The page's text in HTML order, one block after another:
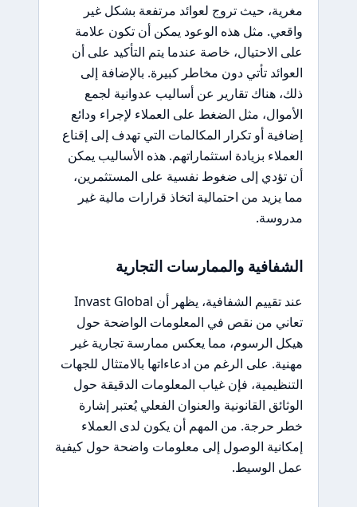
مغرية، حيث تروج لعوائد مرتفعة بشكل غير
واقعي. مثل هذه الوعود يمكن أن تكون علامة
على الاحتيال، خاصة عندما يتم التأكيد على أن
العوائد تأتي دون مخاطر كبيرة. بالإضافة إلى
ذلك، هناك تقارير عن أساليب عدوانية لجمع
الأموال، مثل الضغط على العملاء لإجراء ودائع
إضافية أو تكرار المكالمات التي تهدف إلى إقناع
العملاء بزيادة استثماراتهم. هذه الأساليب يمكن
أن تؤدي إلى ضغوط نفسية على المستثمرين،
مما يزيد من احتمالية اتخاذ قرارات مالية غير
مدروسة.
الشفافية والممارسات التجارية
عند تقييم الشفافية، يظهر أن Invast Global
تعاني من نقص في المعلومات الواضحة حول
هيكل الرسوم، مما يعكس ممارسة تجارية غير
مهنية. على الرغم من ادعاءاتها بالامتثال للجهات
التنظيمية، فإن غياب المعلومات الدقيقة حول
الوثائق القانونية والعنوان الفعلي يُعتبر إشارة
خطر حرجة. من المهم أن يكون لدى العملاء
إمكانية الوصول إلى معلومات واضحة حول كيفية
عمل الوسيط.